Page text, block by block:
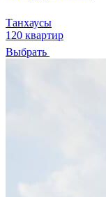
Танхаусы
120 квартир
Выбрать